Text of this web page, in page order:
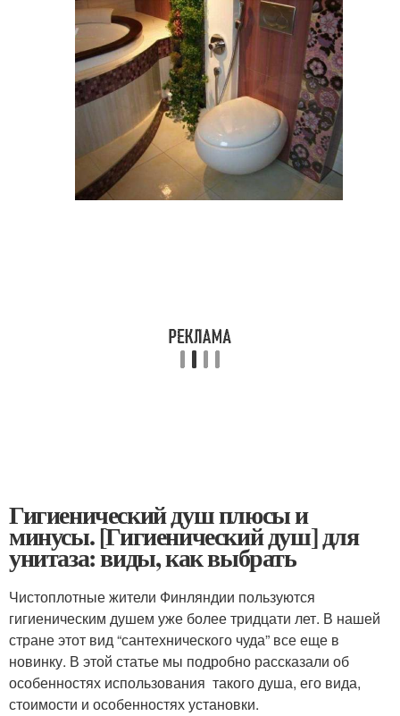
Гигиенический душ плюсы и
минусы. [Гигиенический душ] для
унитаза: виды, как выбрать
Чистоплотные жители Финляндии пользуются
гигиеническим душем уже более тридцати лет. В нашей
стране этот вид “сантехнического чуда” все еще в
новинку. В этой статье мы подробно рассказали об
особенностях использования такого душа, его вида,
стоимости и особенностях установки.